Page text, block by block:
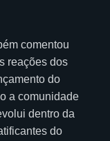
comentou
reações dos
do
a comunidade
dentro da
do